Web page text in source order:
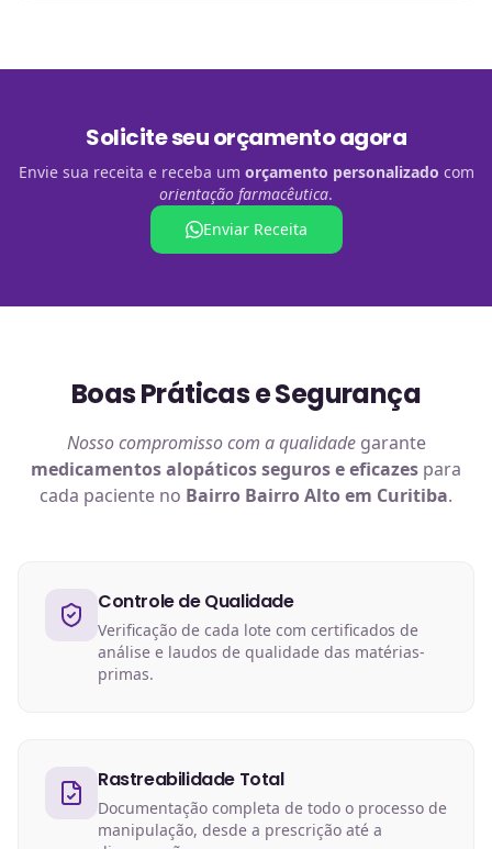
Solicite seu orçamento agora
Envie sua receita e receba um orçamento personalizado com
orientação farmacêutica.
Enviar Receita
Boas Práticas e Segurança
Nosso compromisso com a qualidadegarante
medicamentos alopáticosseguros e eficazes para
cada paciente no Bairro Bairro Alto em Curitiba.
Controle de Qualidade
Verificação de cada lote com certificados de
análise e laudos de qualidade das matérias-
primas.
Rastreabilidade Total
Documentação completa de todo o processo de
manipulação, desde a prescrição até a